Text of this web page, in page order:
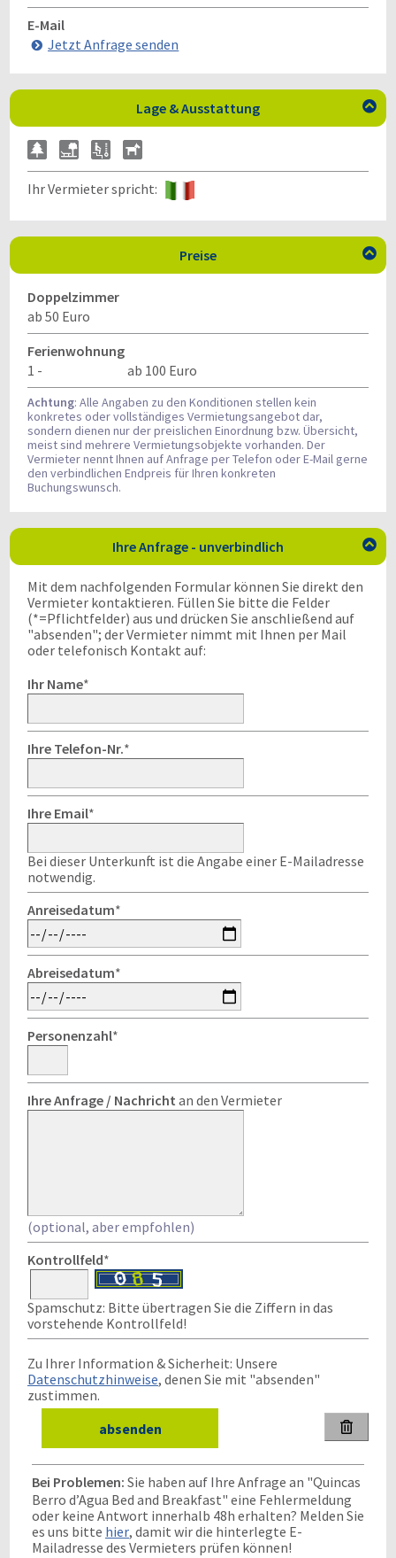
E-Mail
Jetzt Anfrage senden
Lage & Ausstattung 
Ihr Vermieter spricht:
Preise 
Doppelzimmer
ab 50 Euro
Ferienwohnung
1 -
ab 100 Euro
Achtung: Alle Angaben zu den Konditionen stellen kein
konkretes oder vollständiges Vermietungsangebot dar,
sondern dienen nur der preislichen Einordnung bzw. Übersicht,
meist sind mehrere Vermietungsobjekte vorhanden. Der
Vermieter nennt Ihnen auf Anfrage per Telefon oder E-Mail gerne
den verbindlichen Endpreis für Ihren konkreten
Buchungswunsch.
Ihre Anfrage - unverbindlich 
Mit dem nachfolgenden Formular können Sie direkt den
Vermieter kontaktieren. Füllen Sie bitte die Felder
(*=Pflichtfelder) aus und drücken Sie anschließend auf
"absenden"; der Vermieter nimmt mit Ihnen per Mail
oder telefonisch Kontakt auf:
Ihr Name*
Ihre Telefon-Nr.*
Ihre Email*
Bei dieser Unterkunft ist die Angabe einer E-Mailadresse
notwendig.
Anreisedatum*
Abreisedatum*
Personenzahl*
Ihre Anfrage / Nachricht an den Vermieter
(optional, aber empfohlen)
Kontrollfeld*
Spamschutz: Bitte übertragen Sie die Ziffern in das
vorstehende Kontrollfeld!
Zu Ihrer Information & Sicherheit: Unsere
Datenschutzhinweise, denen Sie mit "absenden"
zustimmen.

Bei Problemen: Sie haben auf Ihre Anfrage an "Quincas
Berro d’Agua Bed and Breakfast" eine Fehlermeldung
oder keine Antwort innerhalb 48h erhalten? Melden Sie
es uns bitte hier, damit wir die hinterlegte E-
Mailadresse des Vermieters prüfen können!